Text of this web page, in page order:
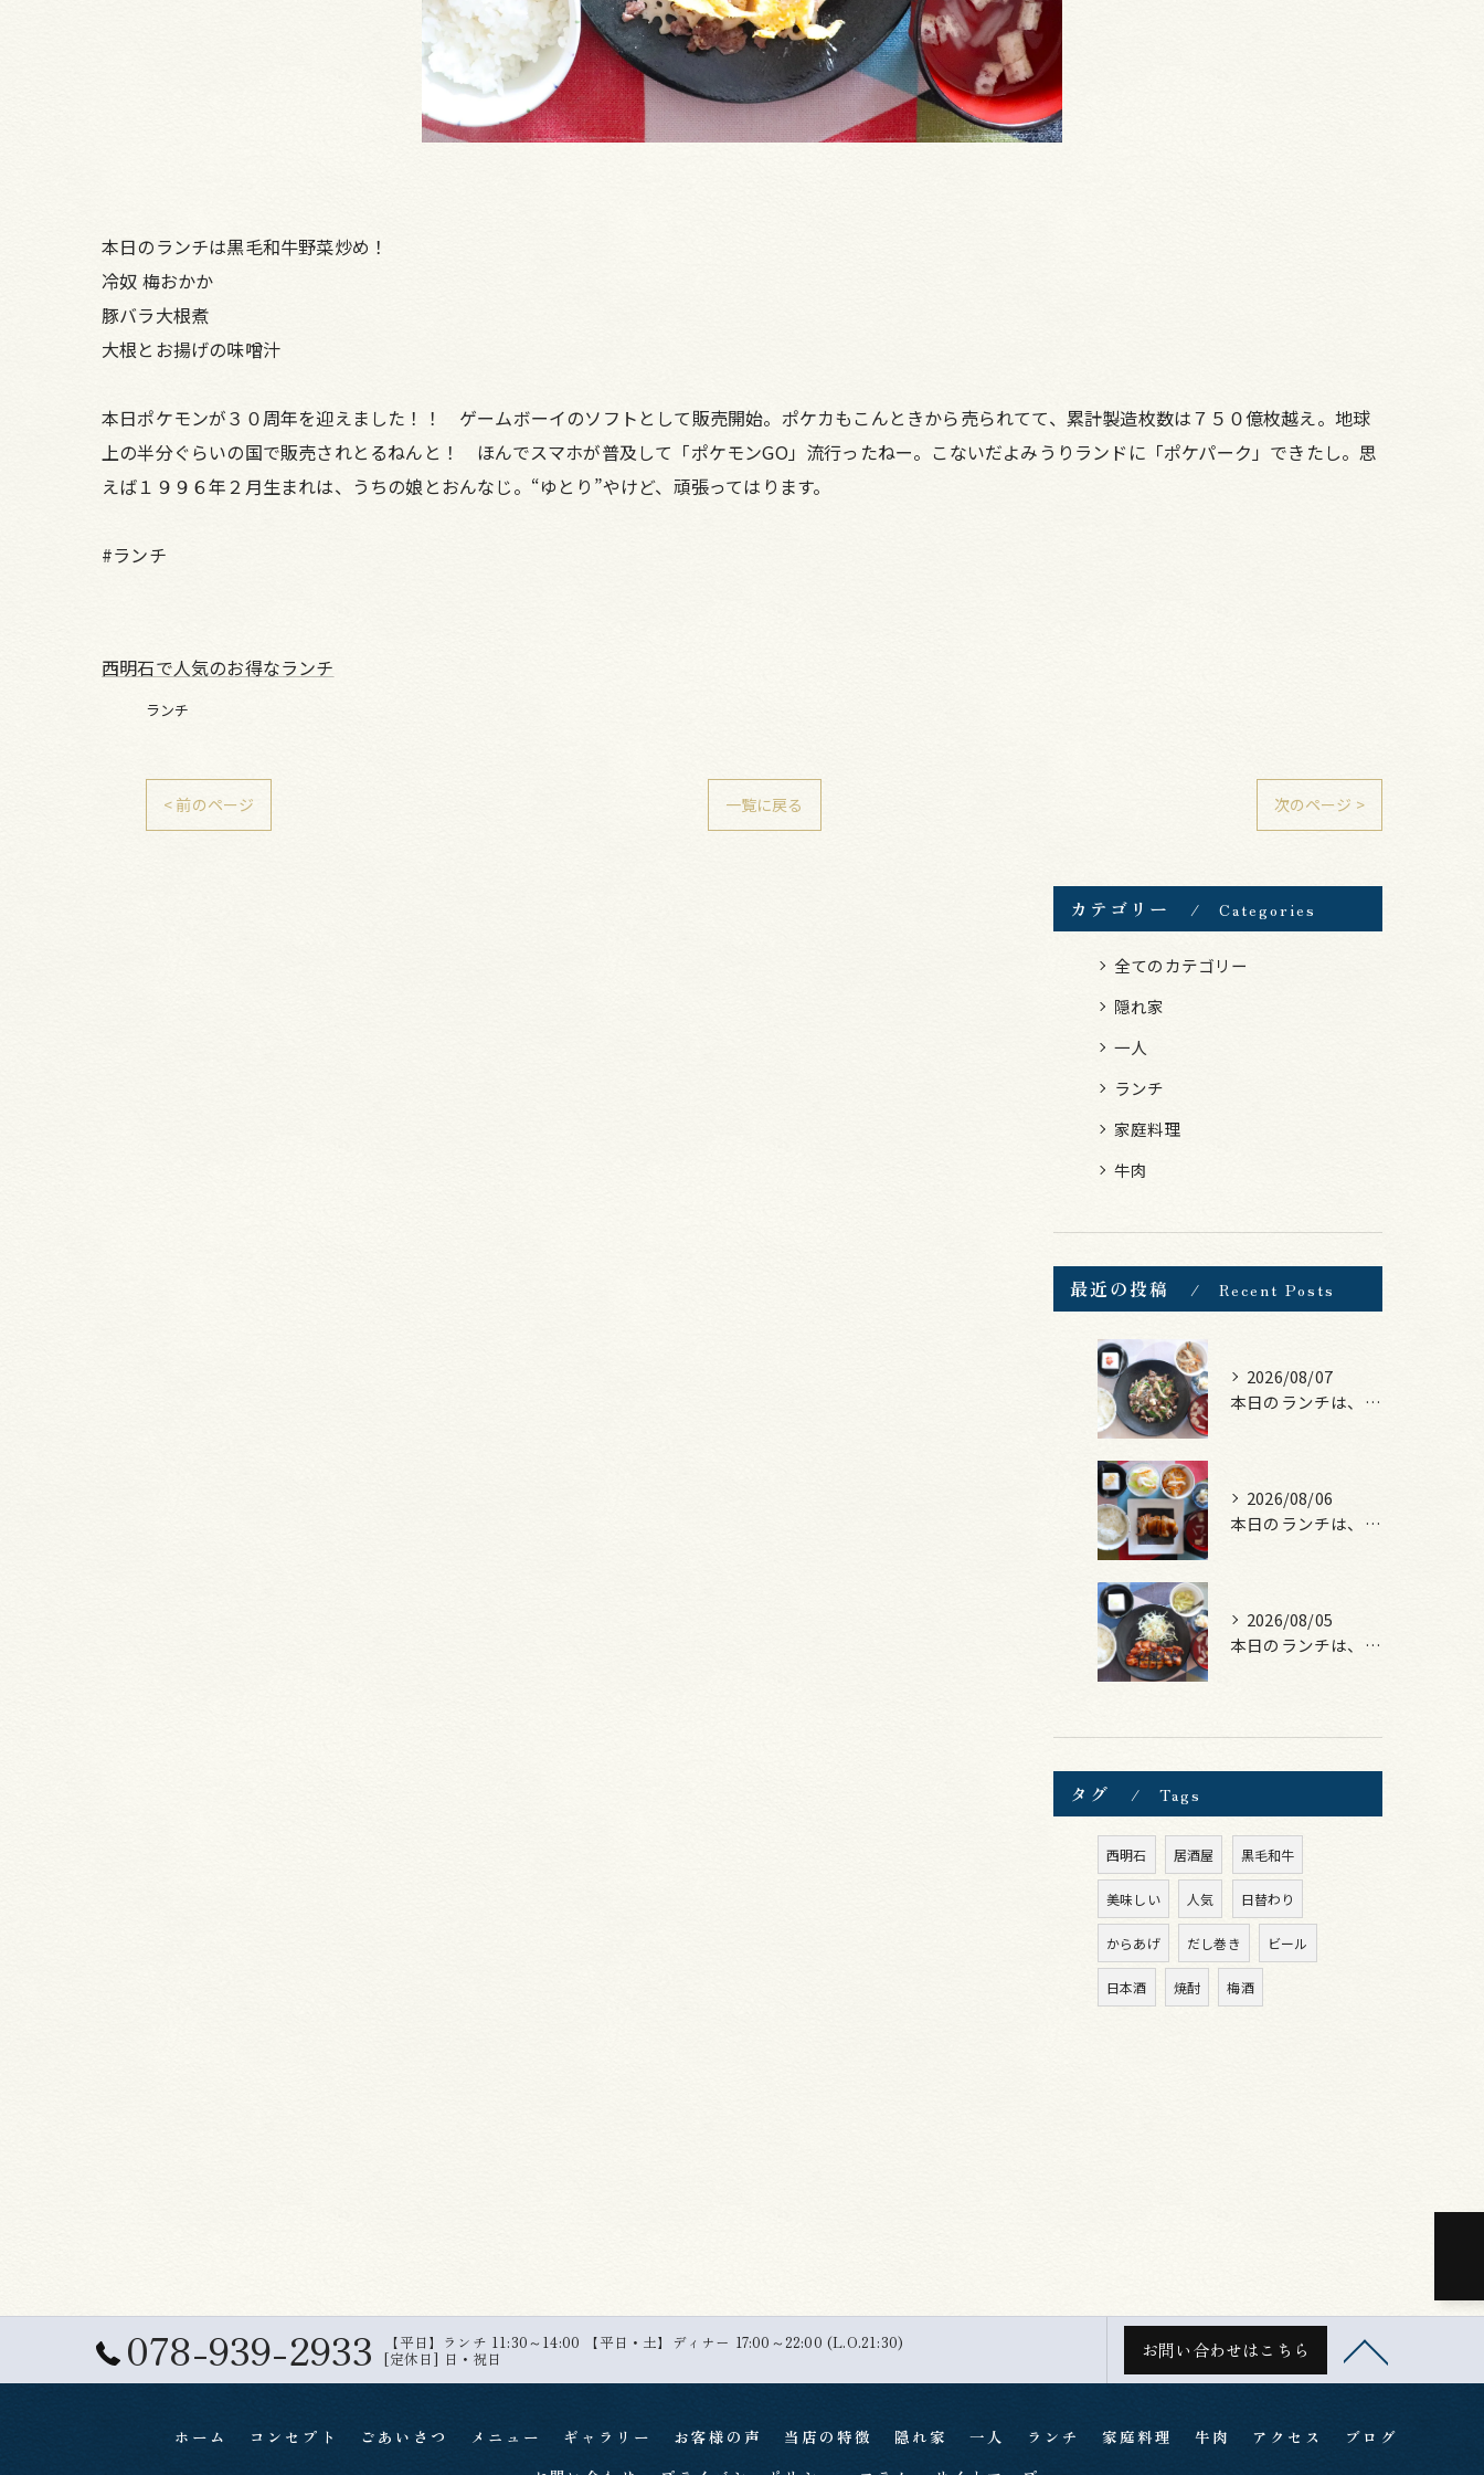
本日のランチは黒毛和牛野菜炒め！
冷奴 梅おかか
豚バラ大根煮
大根とお揚げの味噌汁
本日ポケモンが３０周年を迎えました！！ ゲームボーイのソフトとして販売開始。ポケカもこんときから売られてて、累計製造枚数は７５０億枚越え。地球
上の半分ぐらいの国で販売されとるねんと！ ほんでスマホが普及して「ポケモンGO」流行ったねー。こないだよみうりランドに「ポケパーク」できたし。思
えば１９９６年２月生まれは、うちの娘とおんなじ。“ゆとり”やけど、頑張ってはります。
#ランチ
西明石で人気のお得なランチ
ランチ
< 前のページ 一覧に戻る 次のページ >
カテゴリー Categories
全てのカテゴリー
隠れ家
一人
ランチ
家庭料理
牛肉
最近の投稿 Recent Posts
2026/08/07
本日のランチは、黒毛和牛のチャプチェ！
2026/08/06
本日のランチは、照焼きチキン！
2026/08/05
本日のランチは、ロース豚カツ梅はさみ！
タグ Tags
西明石 居酒屋 黒毛和牛
美味しい 人気 日替わり
からあげ だし巻き ビール
日本酒 焼酎 梅酒
078-939-2933 【平日】ランチ 11:30～14:00 【平日・土】ディナー 17:00～22:00 (L.O.21:30)
[定休日] 日・祝日 お問い合わせはこちら
ホーム コンセプト ごあいさつ メニュー ギャラリー お客様の声 当店の特徴 隠れ家 一人 ランチ 家庭料理 牛肉 アクセス
ブログ